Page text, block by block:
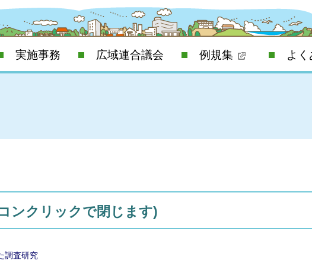
実施事務 広域連合議会 例規集 よく
ンクリックで閉じます)
調査研究